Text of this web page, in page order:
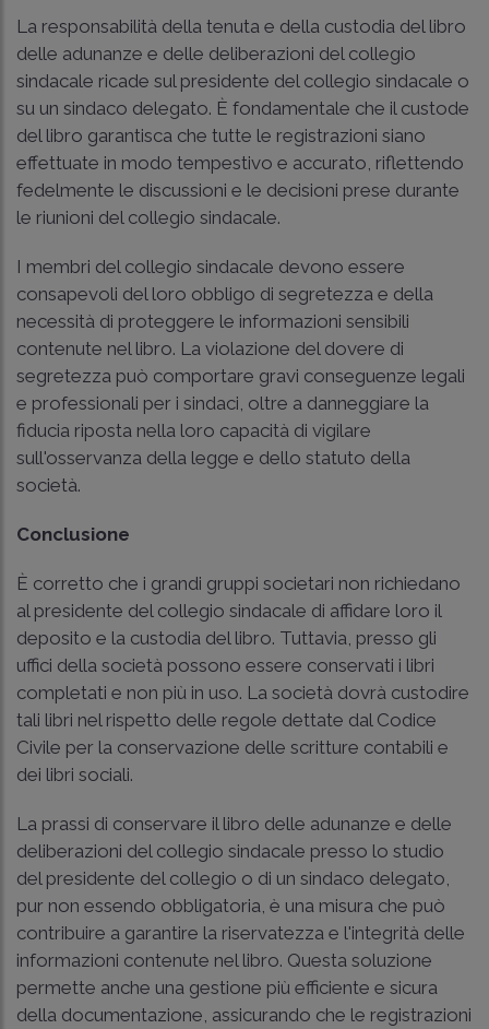
La responsabilità della tenuta e della custodia del libro
delle adunanze e delle deliberazioni del collegio
sindacale ricade sul presidente del collegio sindacale o
su un sindaco delegato. È fondamentale che il custode
del libro garantisca che tutte le registrazioni siano
effettuate in modo tempestivo e accurato, riflettendo
fedelmente le discussioni e le decisioni prese durante
le riunioni del collegio sindacale.
I membri del collegio sindacale devono essere
consapevoli del loro obbligo di segretezza e della
necessità di proteggere le informazioni sensibili
contenute nel libro. La violazione del dovere di
segretezza può comportare gravi conseguenze legali
e professionali per i sindaci, oltre a danneggiare la
fiducia riposta nella loro capacità di vigilare
sull'osservanza della legge e dello statuto della
società.
Conclusione
È corretto che i grandi gruppi societari non richiedano
al presidente del collegio sindacale di affidare loro il
deposito e la custodia del libro. Tuttavia, presso gli
uffici della società possono essere conservati i libri
completati e non più in uso. La società dovrà custodire
tali libri nel rispetto delle regole dettate dal Codice
Civile per la conservazione delle scritture contabili e
dei libri sociali.
La prassi di conservare il libro delle adunanze e delle
deliberazioni del collegio sindacale presso lo studio
del presidente del collegio o di un sindaco delegato,
pur non essendo obbligatoria, è una misura che può
contribuire a garantire la riservatezza e l'integrità delle
informazioni contenute nel libro. Questa soluzione
permette anche una gestione più efficiente e sicura
della documentazione, assicurando che le registrazioni